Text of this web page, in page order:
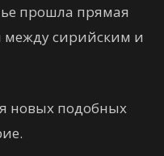
прошла прямая
между сирийским и
новых подобных